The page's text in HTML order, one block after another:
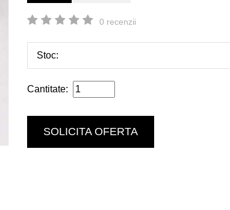
0 recenzii
Stoc:
Cantitate:
SOLICITA OFERTA